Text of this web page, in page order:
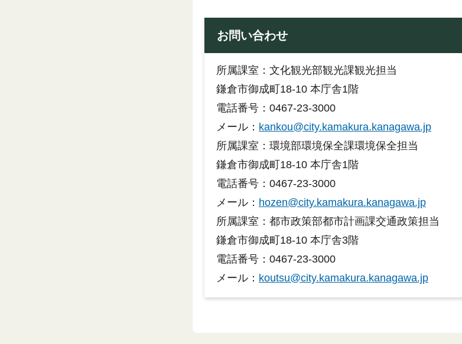
お問い合わせ
所属課室：文化観光部観光課観光担当
鎌倉市御成町18-10 本庁舎1階
電話番号：0467-23-3000
メール： kankou@city.kamakura.kanagawa.jp
所属課室：環境部環境保全課環境保全担当
鎌倉市御成町18-10 本庁舎1階
電話番号：0467-23-3000
メール： hozen@city.kamakura.kanagawa.jp
所属課室：都市政策部都市計画課交通政策担当
鎌倉市御成町18-10 本庁舎3階
電話番号：0467-23-3000
メール： koutsu@city.kamakura.kanagawa.jp